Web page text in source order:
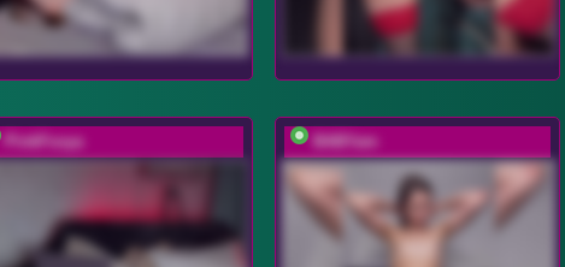
PinkFoxya BABYam